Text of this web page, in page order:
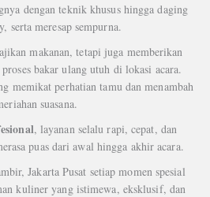
dengan teknik khusus hingga daging
serta meresap sempurna.
makanan, tetapi juga memberikan
bakar ulang utuh di lokasi acara.
memikat perhatian tamu dan menambah
suasana.
, layanan selalu rapi, cepat, dan
puas dari awal hingga akhir acara.
Jakarta Pusat setiap momen spesial
kuliner yang istimewa, eksklusif, dan